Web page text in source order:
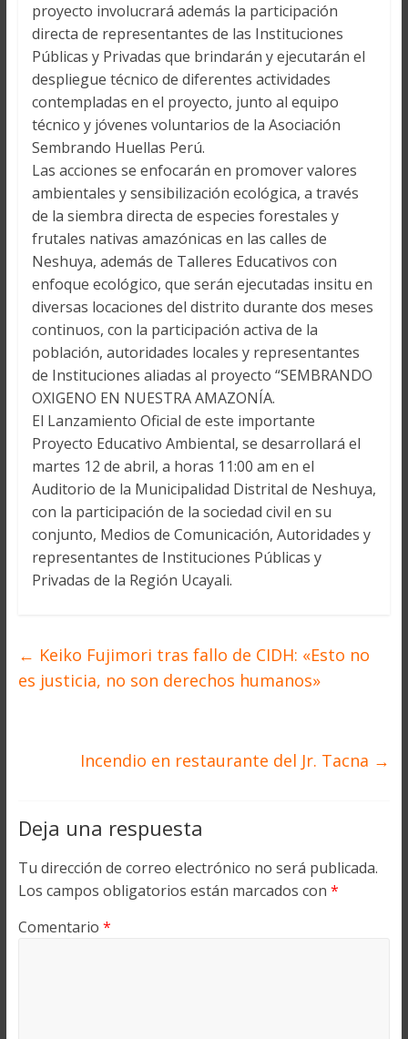
proyecto involucrará además la participación
directa de representantes de las Instituciones
Públicas y Privadas que brindarán y ejecutarán el
despliegue técnico de diferentes actividades
contempladas en el proyecto, junto al equipo
técnico y jóvenes voluntarios de la Asociación
Sembrando Huellas Perú.
Las acciones se enfocarán en promover valores
ambientales y sensibilización ecológica, a través
de la siembra directa de especies forestales y
frutales nativas amazónicas en las calles de
Neshuya, además de Talleres Educativos con
enfoque ecológico, que serán ejecutadas insitu en
diversas locaciones del distrito durante dos meses
continuos, con la participación activa de la
población, autoridades locales y representantes
de Instituciones aliadas al proyecto “SEMBRANDO
OXIGENO EN NUESTRA AMAZONÍA.
El Lanzamiento Oficial de este importante
Proyecto Educativo Ambiental, se desarrollará el
martes 12 de abril, a horas 11:00 am en el
Auditorio de la Municipalidad Distrital de Neshuya,
con la participación de la sociedad civil en su
conjunto, Medios de Comunicación, Autoridades y
representantes de Instituciones Públicas y
Privadas de la Región Ucayali.
← Keiko Fujimori tras fallo de CIDH: «Esto no
es justicia, no son derechos humanos»
Incendio en restaurante del Jr. Tacna →
Deja una respuesta
Tu dirección de correo electrónico no será publicada.
Los campos obligatorios están marcados con *
Comentario *